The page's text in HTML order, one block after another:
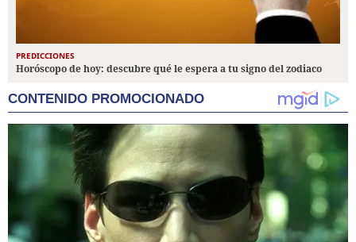
PREDICCIONES
Horóscopo de hoy: descubre qué le espera a tu signo del zodiaco
CONTENIDO PROMOCIONADO